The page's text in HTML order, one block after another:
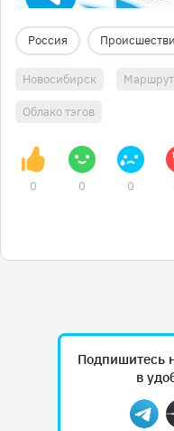
Россия
Новосибирск
Облако тэгов
0 0 0
Подпишитесь
в